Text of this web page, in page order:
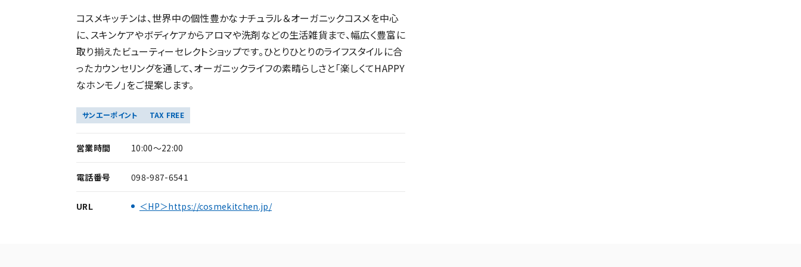
コスメキッチンは、世界中の個性豊かなナチュラル＆オーガニックコスメを中心
に、スキンケアやボディケアからアロマや洗剤などの生活雑貨まで、幅広く豊富に
取り揃えたビューティーセレクトショップです。ひとりひとりのライフスタイルに合
ったカウンセリングを通して、オーガニックライフの素晴らしさと「楽しくてHAPPY
なホンモノ」をご提案します。
サンエーポイント TAX FREE
営業時間 10:00～22:00
電話番号 098-987-6541
URL ＜HP＞https://cosmekitchen.jp/